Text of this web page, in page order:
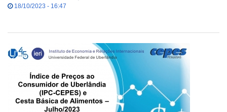
18/10/2023 - 16:47